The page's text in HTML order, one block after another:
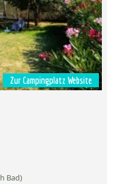
Zur Campingplatz Website
Bad)